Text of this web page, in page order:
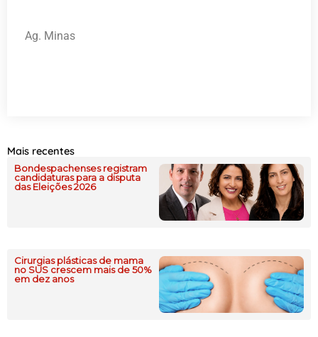
Ag. Minas
Mais recentes
Bondespachenses registram
candidaturas para a disputa
das Eleições 2026
Cirurgias plásticas de mama
no SUS crescem mais de 50%
em dez anos